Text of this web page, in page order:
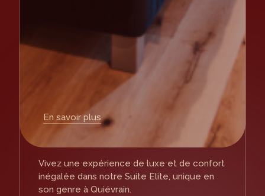
En savoir plus
Vivez une expérience de luxe et de confort
inégalée dans notre Suite Elite, unique en
son genre à Quiévrain.